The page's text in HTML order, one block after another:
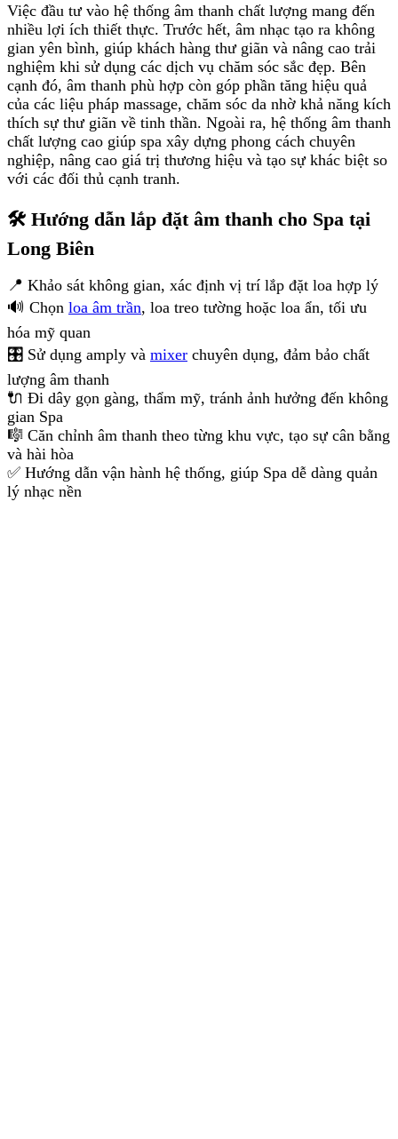
Việc đầu tư vào hệ thống âm thanh chất lượng mang đến
nhiều lợi ích thiết thực. Trước hết, âm nhạc tạo ra không
gian yên bình, giúp khách hàng thư giãn và nâng cao trải
nghiệm khi sử dụng các dịch vụ chăm sóc sắc đẹp. Bên
cạnh đó, âm thanh phù hợp còn góp phần tăng hiệu quả
của các liệu pháp massage, chăm sóc da nhờ khả năng kích
thích sự thư giãn về tinh thần. Ngoài ra, hệ thống âm thanh
chất lượng cao giúp spa xây dựng phong cách chuyên
nghiệp, nâng cao giá trị thương hiệu và tạo sự khác biệt so
với các đối thủ cạnh tranh.
🛠 Hướng dẫn lắp đặt âm thanh cho Spa tại
Long Biên
📍 Khảo sát không gian, xác định vị trí lắp đặt loa hợp lý
🔊 Chọn loa âm trần, loa treo tường hoặc loa ẩn, tối ưu
hóa mỹ quan
🎛 Sử dụng amply và mixer chuyên dụng, đảm bảo chất
lượng âm thanh
🔌 Đi dây gọn gàng, thẩm mỹ, tránh ảnh hưởng đến không
gian Spa
🎼 Căn chỉnh âm thanh theo từng khu vực, tạo sự cân bằng
và hài hòa
✅ Hướng dẫn vận hành hệ thống, giúp Spa dễ dàng quản
lý nhạc nền